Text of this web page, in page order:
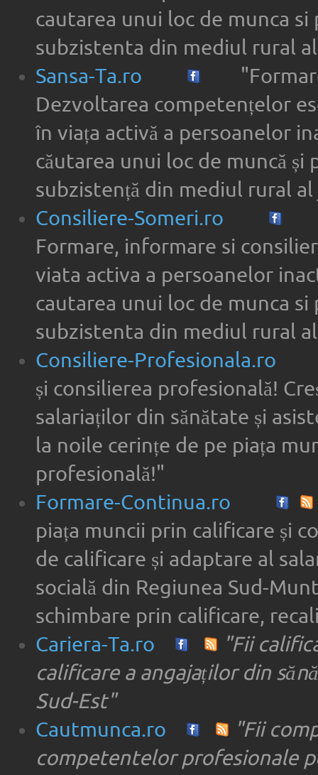
cautarea unui loc de munca
subzistenta din mediul rural
Sansa-Ta.ro
Dezvoltarea competențelor
în viața activă a persoanelor
căutarea unui loc de muncă
subzistență din mediul rural
Consiliere-Someri.ro
Formare, informare si
viata activa a persoanelor
cautarea unui loc de munca
subzistenta din mediul rural
Consiliere-Profesionala.ro
și consilierea profesională!
salariaților din sănătate și
la noile cerințe de pe piața
profesională!"
Formare-Continua.ro
piața muncii prin calificare și
de calificare și adaptare al
socială din Regiunea Sud-
schimbare prin calificare,
Cariera-Ta.ro
"Fii
calificare a angajaților din
Sud-Est"
Cautmunca.ro
"Fii
competentelor profesionale